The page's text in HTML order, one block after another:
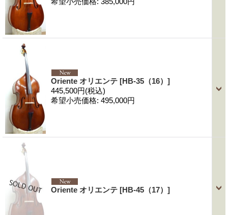
Oriente オリエンテ [HB-35（16）]
445,500円(税込)
希望小売価格: 495,000円
Oriente オリエンテ [HB-45（17）]